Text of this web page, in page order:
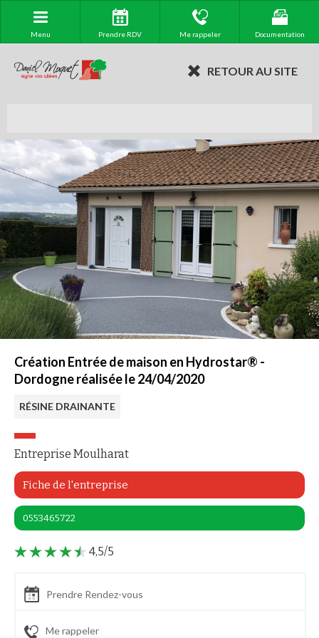
Menu Prendre RDV Me rappeler Documentation
RETOUR AU SITE
Création Entrée de maison en Hydrostar® -
Dordogne réalisée le 24/04/2020
RÉSINE DRAINANTE
Entreprise Moulharat
Fiche de l'entreprise
0553465722
4,5/5
Prendre Rendez-vous
Me rappeler